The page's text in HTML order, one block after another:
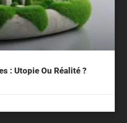
: Utopie Ou Réalité ?